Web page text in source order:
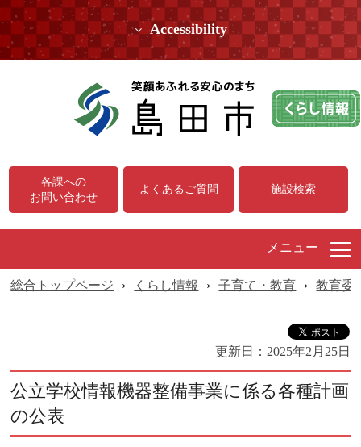
Accessibility
各課への
お問い合わせ
よくあるご質問 施設検索
メニュー
総合トップページ › くらし情報 › 子育て・教育 › 教育委
更新日： 2025年2月25日
公立学校情報機器整備事業に係る各種計画
の公表